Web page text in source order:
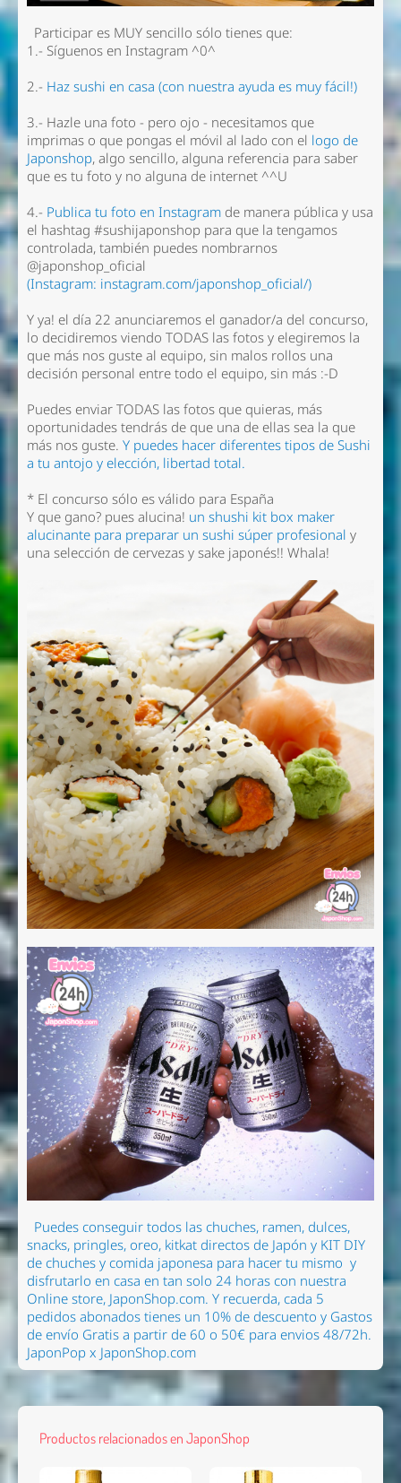
Participar es MUY sencillo sólo tienes que:
1.- Síguenos en Instagram ^0^
2.- Haz sushi en casa (con nuestra ayuda es muy fácil!)
3.- Hazle una foto - pero ojo - necesitamos que
imprimas o que pongas el móvil al lado con el logo de
Japonshop, algo sencillo, alguna referencia para saber
que estu foto y no alguna de internet ^^U
4.- Publica tu foto en Instagram de manera pública y usa
el hashtag #sushijaponshop para que la tengamos
controlada, también puedes nombrarnos
@japonshop_oficial
(Instagram: instagram.com/japonshop_oficial/)
Y ya! el día 22 anunciaremos el ganador/a del concurso,
lo decidiremos viendo TODAS las fotos y elegiremos la
que más nos guste al equipo, sin malos rollos una
decisión personal entre todo el equipo, sin más :-D
Puedes enviar TODAS las fotos que quieras, más
oportunidades tendrás de que una de ellas sea la que
más nos guste. Y puedes hacer diferentes tipos de Sushi
a tu antojo y elección, libertad total.
* El concurso sólo es válido para España
Y que gano? pues alucina! un shushi kit box maker
alucinante para preparar un sushi súper profesional y
una selección de cervezas y sake japonés!! Whala!
Puedes conseguir todos las chuches, ramen, dulces,
snacks, pringles, oreo, kitkat directos de Japón y KIT DIY
de chuches y comida japonesa para hacer tu mismo y
disfrutarlo en casa en tan solo 24 horas con nuestra
Online store, JaponShop.com. Y recuerda, cada 5
pedidos abonados tienes un 10% de descuento y Gastos
de envío Gratis a partir de 60 o 50€ para envios 48/72h.
JaponPop x JaponShop.com
Productos relacionados en JaponShop